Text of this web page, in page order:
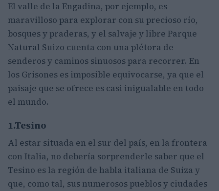
El valle de la Engadina, por ejemplo, es
maravilloso para explorar con su precioso río,
bosques y praderas, y el salvaje y libre Parque
Natural Suizo cuenta con una plétora de
senderos y caminos sinuosos para recorrer. En
los Grisones es imposible equivocarse, ya que el
paisaje que se ofrece es casi inigualable en todo
el mundo.
1.Tesino
Al estar situada en el sur del país, en la frontera
con Italia, no debería sorprenderle saber que el
Tesino es la región de habla italiana de Suiza y
que, como tal, sus numerosos pueblos y ciudades